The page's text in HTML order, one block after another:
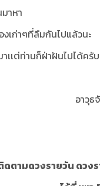
าหา
งเก่าๆที่ลืมกันไปแล้วนะ
เเต่ท่านก็ฝ่าฝันไปได้ครับ
อาวุธ
ดตามดวงรายวัน ดวง